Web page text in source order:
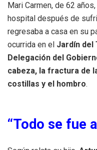
Mari Carmen, de 62
hospital después de
regresaba a casa en su
ocurrida en el Jardín del
Delegación del
cabeza, la fractura de
costillas y el hombro.
“Todo se fue